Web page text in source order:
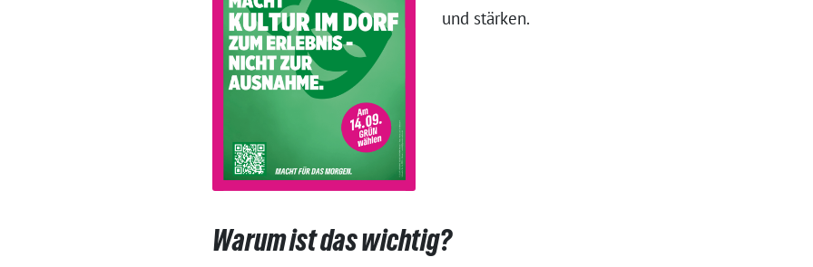
und stärken.
Warum ist das wichtig?